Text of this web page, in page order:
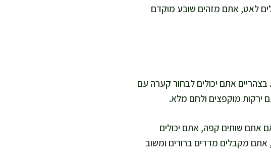
לאט, אתם מזהים שובע מוקדם
בצהריים אתם יכולים לבחור קערה עם
ירקות מוקפצים ולחם מלא.
אם אתם שותים קפה, אתם יכולים
מקבלים מדדים ברורים ומשוב